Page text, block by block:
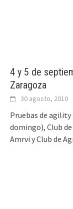
4 y 5 de
Zaragoza
30 agosto, 2010
Pruebas de
domingo), Club
Amrvi y Club de